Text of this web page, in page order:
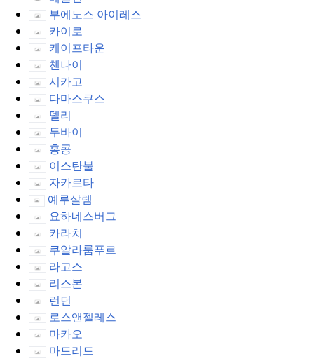
부에노스 아이레스
카이로
케이프타운
첸나이
시카고
다마스쿠스
델리
두바이
홍콩
이스탄불
자카르타
예루살렘
요하네스버그
카라치
쿠알라룸푸르
라고스
리스본
런던
로스앤젤레스
마카오
마드리드